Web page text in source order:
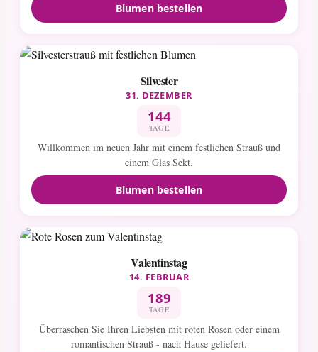
Blumen bestellen
Silvester
31. DEZEMBER
144
TAGE
Willkommen im neuen Jahr mit einem festlichen Strauß und
einem Glas Sekt.
Blumen bestellen
Valentinstag
14. FEBRUAR
189
TAGE
Überraschen Sie Ihren Liebsten mit roten Rosen oder einem
romantischen Strauß - nach Hause geliefert.